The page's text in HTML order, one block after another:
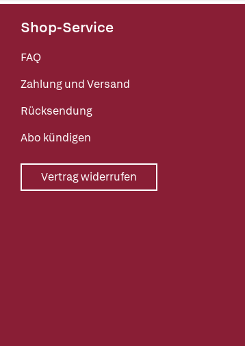
Shop-Service
FAQ
Zahlung und Versand
Rücksendung
Abo kündigen
Vertrag widerrufen